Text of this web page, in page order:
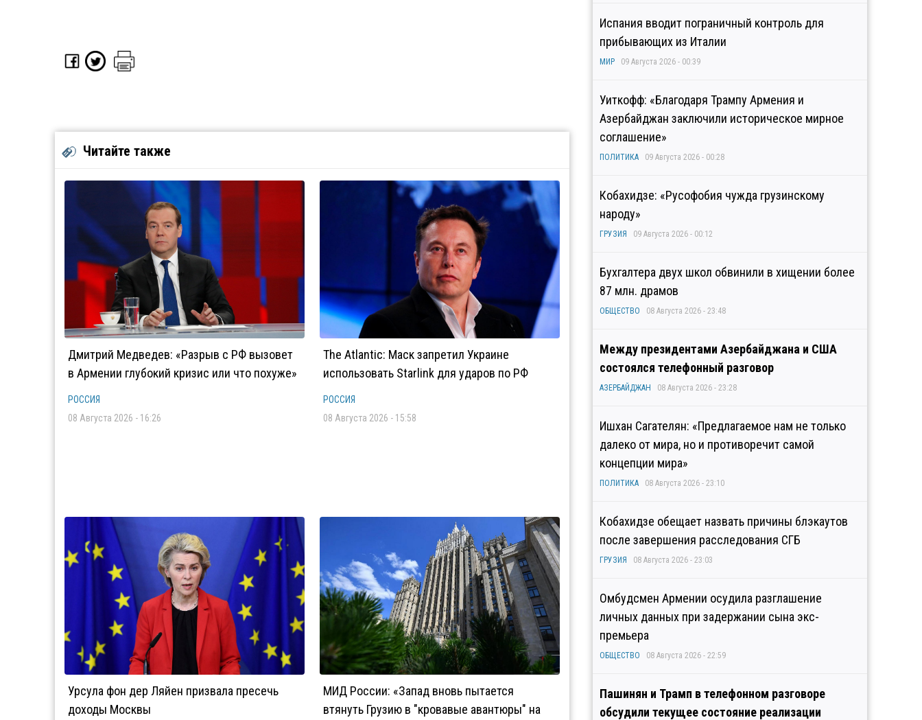
Читайте также
Дмитрий Медведев: «Разрыв с РФ вызовет
в Армении глубокий кризис или что похуже»
РОССИЯ
08 Августа 2026 - 16:26
The Atlantic: Маск запретил Украине
использовать Starlink для ударов по РФ
РОССИЯ
08 Августа 2026 - 15:58
Урсула фон дер Ляйен призвала пресечь
доходы Москвы
МИД России: «Запад вновь пытается
втянуть Грузию в "кровавые авантюры" на
Испания вводит пограничный контроль для
прибывающих из Италии
МИР 09 Августа 2026 - 00:39
Уиткофф: «Благодаря Трампу Армения и
Азербайджан заключили историческое мирное
соглашение»
ПОЛИТИКА 09 Августа 2026 - 00:28
Кобахидзе: «Русофобия чужда грузинскому
народу»
ГРУЗИЯ 09 Августа 2026 - 00:12
Бухгалтера двух школ обвинили в хищении более
87 млн. драмов
ОБЩЕСТВО 08 Августа 2026 - 23:48
Между президентами Азербайджана и США
состоялся телефонный разговор
АЗЕРБАЙДЖАН 08 Августа 2026 - 23:28
Ишхан Сагателян: «Предлагаемое нам не только
далеко от мира, но и противоречит самой
концепции мира»
ПОЛИТИКА 08 Августа 2026 - 23:10
Кобахидзе обещает назвать причины блэкаутов
после завершения расследования СГБ
ГРУЗИЯ 08 Августа 2026 - 23:03
Омбудсмен Армении осудила разглашение
личных данных при задержании сына экс-
премьера
ОБЩЕСТВО 08 Августа 2026 - 22:59
Пашинян и Трамп в телефонном разговоре
обсудили текущее состояние реализации